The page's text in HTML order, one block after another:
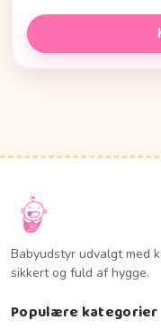
Babyudstyr udvalgt med
sikkert og fuld af hygge.
Populære kategorier